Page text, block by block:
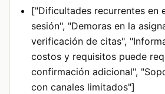
["Dificultades recurrentes en
sesión", "Demoras en la
verificación de citas",
costos y requisitos puede
confirmación adicional",
con canales limitados"]